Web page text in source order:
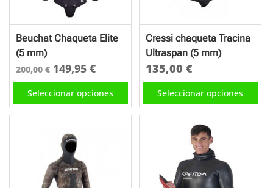
elegir
la
página
producto
página
producto
Beuchat Chaqueta Elite
(5 mm)
200,00€ El
precio
original
era:
200,00 €.
149,95 €El
precio
actual
es:
Seleccionar opciones
Este
producto
tiene
múltiples
variantes.
Las
opciones
Cressi chaqueta Tracina
Ultraspan (5 mm)
135,00€
Seleccionar opciones
Este
producto
tiene
múltiples
variantes.
Las
opciones